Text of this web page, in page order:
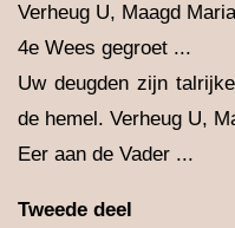
Verheug U, Maagd
4e Wees gegroet ...
Uw deugden zijn
de hemel. Verheug U,
Eer aan de Vader ...
Tweede deel